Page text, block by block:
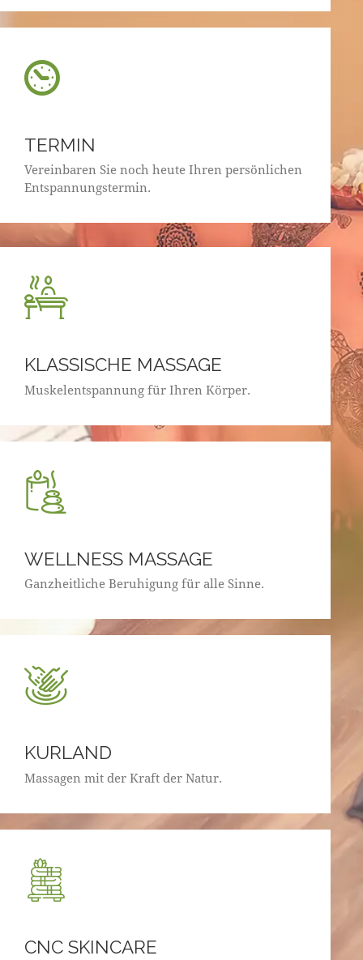
TERMIN
Vereinbaren Sie noch heute Ihren persönlichen
Entspannungstermin.
KLASSISCHE MASSAGE
Muskelentspannung für Ihren Körper.
WELLNESS MASSAGE
Ganzheitliche Beruhigung für alle Sinne.
KURLAND
Massagen mit der Kraft der Natur.
CNC SKINCARE